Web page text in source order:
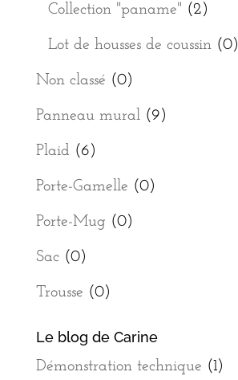
Collection "paname" (2)
Lot de housses de coussin (0)
Non classé (0)
Panneau mural (9)
Plaid (6)
Porte-Gamelle (0)
Porte-Mug (0)
Sac (0)
Trousse (0)
Le blog de Carine
Démonstration technique (1)